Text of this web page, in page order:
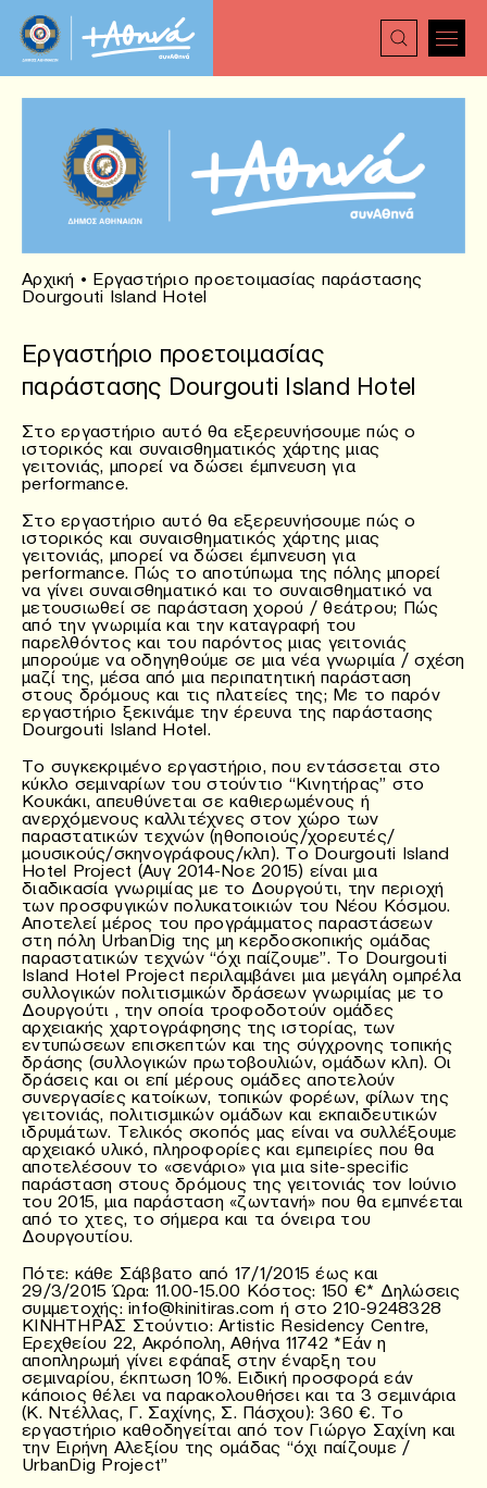
Αρχική • Εργαστήριο προετοιμασίας παράστασης
Dourgouti Island Hotel
Εργαστήριο προετοιμασίας
παράστασης Dourgouti Island Hotel
Στο εργαστήριο αυτό θα εξερευνήσουμε πώς ο
ιστορικός και συναισθηματικός χάρτης μιας
γειτονιάς, μπορεί να δώσει έμπνευση για
performance.
Στο εργαστήριο αυτό θα εξερευνήσουμε πώς ο
ιστορικός και συναισθηματικός χάρτης μιας
γειτονιάς, μπορεί να δώσει έμπνευση για
performance. Πώς το αποτύπωμα της πόλης μπορεί
να γίνει συναισθηματικό και το συναισθηματικό να
μετουσιωθεί σε παράσταση χορού / θεάτρου; Πώς
από την γνωριμία και την καταγραφή του
παρελθόντος και του παρόντος μιας γειτονιάς
μπορούμε να οδηγηθούμε σε μια νέα γνωριμία / σχέση
μαζί της, μέσα από μια περιπατητική παράσταση
στους δρόμους και τις πλατείες της; Με το παρόν
εργαστήριο ξεκινάμε την έρευνα της παράστασης
Dourgouti Island Hotel.
Το συγκεκριμένο εργαστήριο, που εντάσσεται στο
κύκλο σεμιναρίων του στούντιο “Κινητήρας” στο
Κουκάκι, απευθύνεται σε καθιερωμένους ή
ανερχόμενους καλλιτέχνες στον χώρο των
παραστατικών τεχνών (ηθοποιούς/χορευτές/
μουσικούς/σκηνογράφους/κλπ). Το Dourgouti Island
Hotel Project (Αυγ 2014-Νοε 2015) είναι μια
διαδικασία γνωριμίας με το Δουργούτι, την περιοχή
των προσφυγικών πολυκατοικιών του Νέου Κόσμου.
Αποτελεί μέρος του προγράμματος παραστάσεων
στη πόλη UrbanDig της μη κερδοσκοπικής ομάδας
παραστατικών τεχνών “όχι παίζουμε”. Το Dourgouti
Island Hotel Project περιλαμβάνει μια μεγάλη ομπρέλα
συλλογικών πολιτισμικών δράσεων γνωριμίας με το
Δουργούτι , την οποία τροφοδοτούν ομάδες
αρχειακής χαρτογράφησης της ιστορίας, των
εντυπώσεων επισκεπτών και της σύγχρονης τοπικής
δράσης (συλλογικών πρωτοβουλιών, ομάδων κλπ). Οι
δράσεις και οι επί μέρους ομάδες αποτελούν
συνεργασίες κατοίκων, τοπικών φορέων, φίλων της
γειτονιάς, πολιτισμικών ομάδων και εκπαιδευτικών
ιδρυμάτων. Τελικός σκοπός μας είναι να συλλέξουμε
αρχειακό υλικό, πληροφορίες και εμπειρίες που θα
αποτελέσουν το «σενάριο» για μια site-specific
παράσταση στους δρόμους της γειτονιάς τον Ιούνιο
του 2015, μια παράσταση «ζωντανή» που θα εμπνέεται
από το χτες, το σήμερα και τα όνειρα του
Δουργουτίου.
Πότε: κάθε Σάββατο από 17/1/2015 έως και
29/3/2015 Ώρα: 11.00-15.00 Κόστος: 150 €* Δηλώσεις
συμμετοχής: info@kinitiras.com ή στο 210-9248328
ΚΙΝΗΤΗΡΑΣ Στούντιο: Artistic Residency Centre,
Ερεχθείου 22, Ακρόπολη, Αθήνα 11742 *Εάν η
αποπληρωμή γίνει εφάπαξ στην έναρξη του
σεμιναρίου, έκπτωση 10%. Ειδική προσφορά εάν
κάποιος θέλει να παρακολουθήσει και τα 3 σεμινάρια
(Κ. Ντέλλας, Γ. Σαχίνης, Σ. Πάσχου): 360 €. Το
εργαστήριο καθοδηγείται από τον Γιώργο Σαχίνη και
την Ειρήνη Αλεξίου της ομάδας “όχι παίζουμε /
UrbanDig Project”